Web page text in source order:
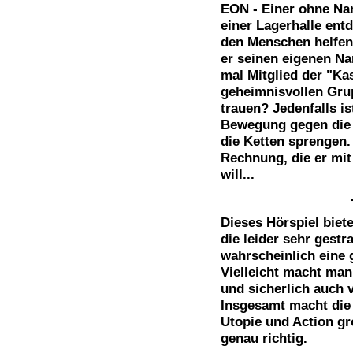
EON - Einer ohne
einer Lagerhalle
den Menschen
er seinen eigenen
mal Mitglied der
geheimnisvollen
trauen? Jedenfalls
Bewegung gegen
die Ketten
Rechnung, die er
will...
Dieses Hörspiel
die leider sehr
wahrscheinlich eine
Vielleicht macht
und sicherlich auch
Insgesamt macht
Utopie und Action
genau richtig.